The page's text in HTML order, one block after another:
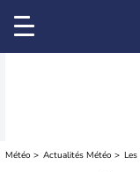
Météo Actualités Météo